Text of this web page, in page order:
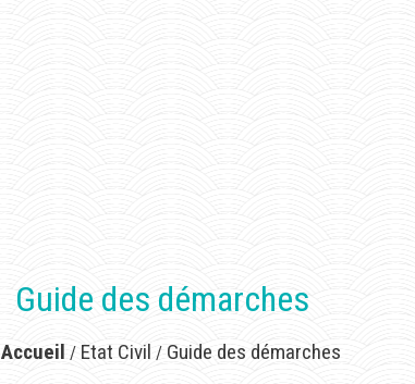
Guide des démarches
Accueil / Etat Civil / Guide des démarches